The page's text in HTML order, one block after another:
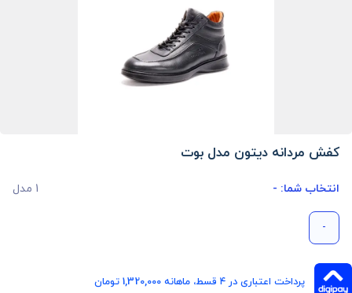
کفش مردانه دیتون مدل بوت
انتخاب شما: - 1 مدل
-
پرداخت اعتباری در ۴ قسط، ماهانه 1,320,000 تومان